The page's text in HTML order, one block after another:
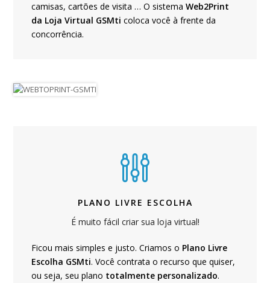
camisas, cartões de visita … O sistemaWeb2Print
da Loja Virtual GSMti coloca você à frente da
concorrência.
PLANO LIVRE ESCOLHA
É muito fácil criar sua loja virtual!
Ficou mais simples e justo. Criamos o Plano Livre
Escolha GSMti. Você contrata o recurso que quiser,
ou seja, seu plano totalmente personalizado.